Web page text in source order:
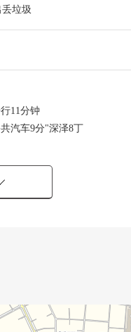
垃圾
11分钟
汽车9分"深泽8丁
"深泽中学入口"停歩
用的隐私性和日常的
璃以及高效率设备的